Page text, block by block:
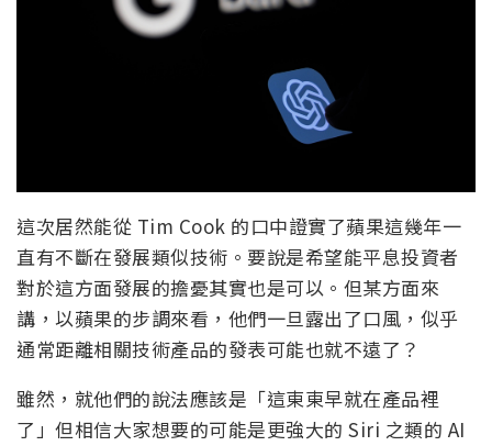
這次居然能從 Tim Cook 的口中證實了蘋果這幾年一
直有不斷在發展類似技術。要說是希望能平息投資者
對於這方面發展的擔憂其實也是可以。但某方面來
講，以蘋果的步調來看，他們一旦露出了口風，似乎
通常距離相關技術產品的發表可能也就不遠了？
雖然，就他們的說法應該是「這東東早就在產品裡
了」但相信大家想要的可能是更強大的 Siri 之類的 AI